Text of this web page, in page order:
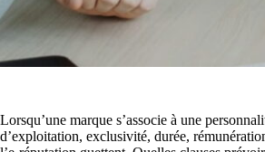
Lorsqu’une marque s’associe à une
d’exploitation, exclusivité, durée,